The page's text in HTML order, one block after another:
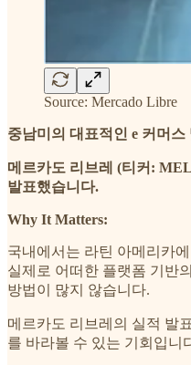
Source: Mercado Libre
중남미의 대표적인 e 커머
메르카도 리브레 (티커:
발표했습니다.
Why It Matters:
국내에서는 라틴 아메리카
실제로 어떠한 플랫폼 기반
방법이 많지 않습니다.
메르카도 리브레의 실적 발
를 바라볼 수 있는 기회입니